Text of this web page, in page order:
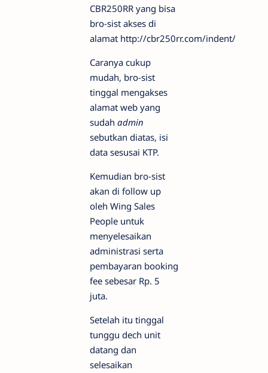
CBR250RR yang bisa
bro-sist akses di
alamat http://cbr250rr.com/indent/
Caranya cukup
mudah, bro-sist
tinggal mengakses
alamat web yang
sudah admin
sebutkan diatas, isi
data sesusai KTP.
Kemudian bro-sist
akan di follow up
oleh Wing Sales
People untuk
menyelesaikan
administrasi serta
pembayaran booking
fee sebesar Rp. 5
juta.
Setelah itu tinggal
tunggu dech unit
datang dan
selesaikan